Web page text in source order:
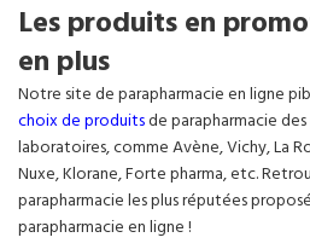
Les produits en
en plus
Notre site de parapharmacie en ligne
choix de produitsde parapharmacie
laboratoires, comme Avène, Vichy, La
Nuxe, Klorane, Forte pharma, etc.
parapharmacie les plus réputées
parapharmacie en ligne !